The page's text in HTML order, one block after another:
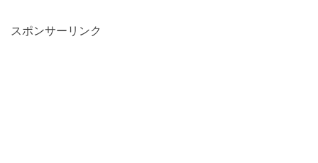
スポンサーリンク